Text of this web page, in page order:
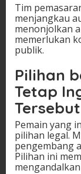
Tim
menjangkau
menonjolkan
memerlukan
publik.
Pilihan
Tetap
Tersebut
Pemain yang
pilihan legal.
pengembang
Pilihan ini
mengandalkan